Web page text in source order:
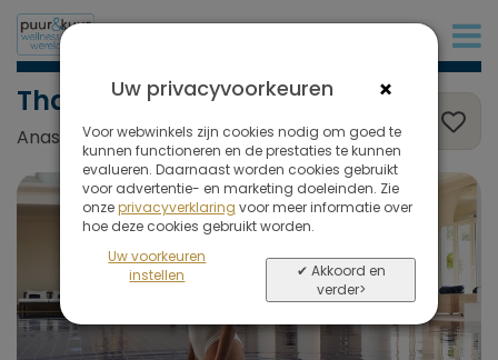
Thalasso
Anassa, Latchi, Cyprus
×
Uw privacyvoorkeuren
Voor webwinkels zijn cookies nodig om goed te
kunnen functioneren en de prestaties te kunnen
evalueren. Daarnaast worden cookies gebruikt
voor advertentie- en marketing doeleinden. Zie
onzeprivacyverklaring voor meer informatie over
hoe deze cookies gebruikt worden.
Uw voorkeuren
instellen
✔ Akkoord en
verder>